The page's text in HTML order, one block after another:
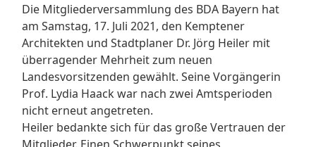
Die Mitgliederversammlung des BDA Bayern hat
am Samstag, 17. Juli 2021, den Kemptener
Architekten und Stadtplaner Dr. Jörg Heiler mit
überragender Mehrheit zum neuen
Landesvorsitzenden gewählt. Seine Vorgängerin
Prof. Lydia Haack war nach zwei Amtsperioden
nicht erneut angetreten.
Heiler bedankte sich für das große Vertrauen der